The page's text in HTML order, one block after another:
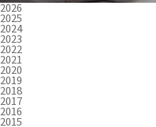
2026
2025
2024
2023
2022
2021
2020
2019
2018
2017
2016
2015